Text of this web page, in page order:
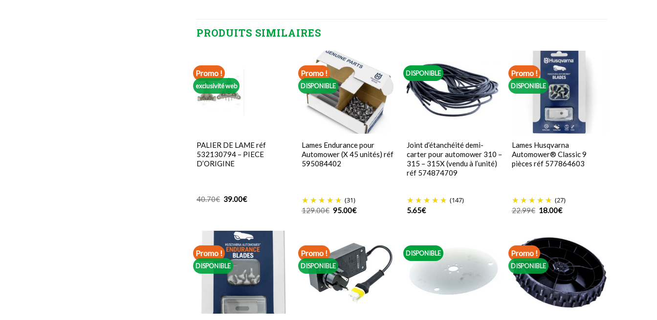
PRODUITS SIMILAIRES
Promo !
exclusivité web
PALIER DE LAME réf
532130794 – PIECE
D’ORIGINE
40.70€ Le
39.00€Le
Promo !
DISPONIBLE
Lames Endurance pour
Automower (X 45 unités) réf
595084402
(31)
129.00€ Le
95.00€Le
DISPONIBLE
Joint d’étanchéité demi-
carter pour automower 310 –
315 – 315X (vendu à l’unité)
réf 574874709
(147)
5.65€
Promo !
DISPONIBLE
Lames Husqvarna
Automower® Classic 9
pièces réf 577864603
(27)
22.99€ Le
22.99€.
18.00€Le
18.00€.
Promo !
DISPONIBLE
Promo !
DISPONIBLE
DISPONIBLE Promo !
DISPONIBLE